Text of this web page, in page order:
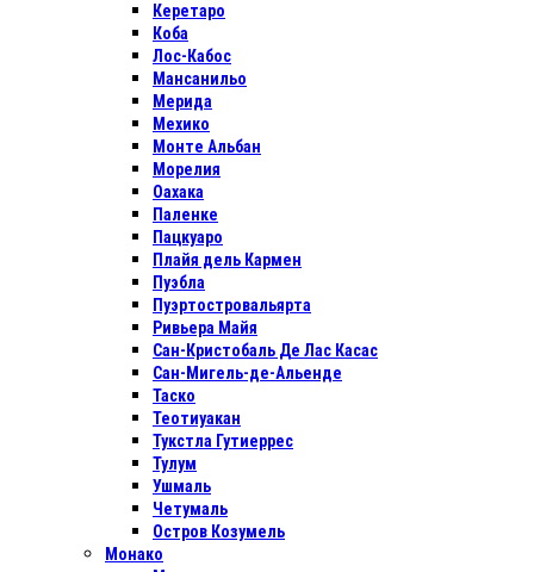
Керетаро
Коба
Лос-Кабос
Мансанильо
Мерида
Мехико
Монте Альбан
Морелия
Оахака
Паленке
Пацкуаро
Плайя дель Кармен
Пуэбла
Пуэртостровальярта
Ривьера Майя
Сан-Кристобаль Де Лас Касас
Сан-Мигель-де-Альенде
Таско
Теотиуакан
Тукстла Гутиеррес
Тулум
Ушмаль
Четумаль
Остров Козумель
Монако